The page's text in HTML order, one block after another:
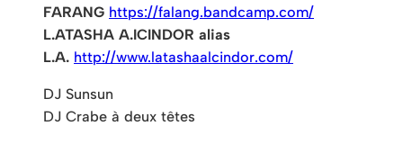
FARANG https://falang.bandcamp.com/
L.ATASHA A.ICINDOR alias
L.A. http://www.latashaalcindor.com/
DJ Sunsun
DJ Crabe à deux têtes